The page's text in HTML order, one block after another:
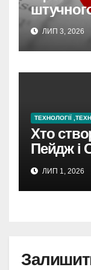
ЛИП 3, 2026
ТЕХНОЛОГІЇ
Хто
Пейдж і
чия ідея
ЛИП 1, 2026